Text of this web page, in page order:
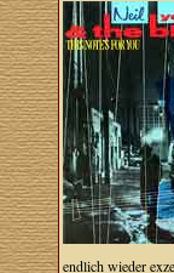
endlich wieder